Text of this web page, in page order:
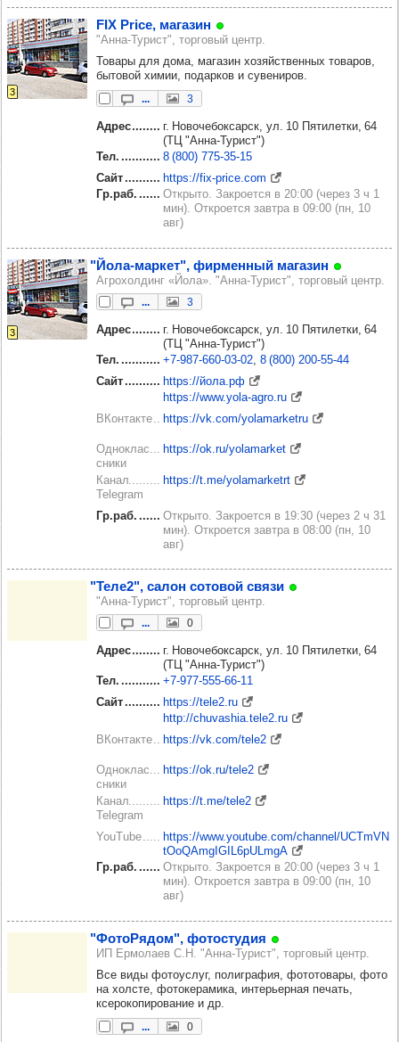
3
FIX Price, мага­зин
"Анна-Турист", торговый центр.
Товары для дома, магазин хозяйственных товаров,
бытовой химии, подарков и сувениров.
... 3
Адрес
г. Новочебоксарск, ул. 10 Пятилетки, 64
(ТЦ "Анна-Турист")
Тел.
8 (800) 775‑35‑15
Сайт
https://fix-price.com
Гр.раб.
Открыто. Закроется в 20:00 (через 3 ч 1
мин). Откроется завтра в 09:00 (пн, 10
авг)
3
"Йола-мар­кет", фир­мен­ный мага­зин
Агрохолдинг «Йола». "Анна-Турист", торговый центр.
... 3
Адрес
г. Новочебоксарск, ул. 10 Пятилетки, 64
(ТЦ "Анна-Турист")
Тел.
+7‑987‑660‑03‑02 8 (800) 200‑55‑44
Сайт
https://йола.рф
https://www.yola-agro.ru
ВКонтакте
https://vk.com/yolamarketru
Одноклас
сники
https://ok.ru/yolamarket
Канал
Telegram
https://t.me/yolamarketrt
Гр.раб.
Открыто. Закроется в 19:30 (через 2 ч 31
мин). Откроется завтра в 08:00 (пн, 10
авг)
"Теле2", салон сото­вой связи
"Анна-Турист", торговый центр.
... 0
Адрес
г. Новочебоксарск, ул. 10 Пятилетки, 64
(ТЦ "Анна-Турист")
Тел.
+7‑977‑555‑66‑11
Сайт
https://tele2.ru
http://chuvashia.tele2.ru
ВКонтакте
https://vk.com/tele2
Одноклас
сники
https://ok.ru/tele2
Канал
Telegram
https://t.me/tele2
YouTube
https://www.youtube.com/channel/UCTmVN
tOoQAmgIGIL6pULmgA
Гр.раб.
Открыто. Закроется в 20:00 (через 3 ч 1
мин). Откроется завтра в 09:00 (пн, 10
авг)
"Фото­Ря­дом", фотос­ту­дия
ИП Ермолаев С.Н. "Анна-Турист", торговый центр.
Все виды фотоуслуг, полиграфия, фототовары, фото
на холсте, фотокерамика, интерьерная печать,
ксерокопирование и др.
... 0